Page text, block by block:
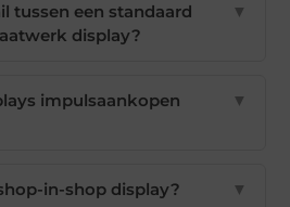
tussen een standaard
display?
▼
impulsaankopen
▼
in-shop display? ▼